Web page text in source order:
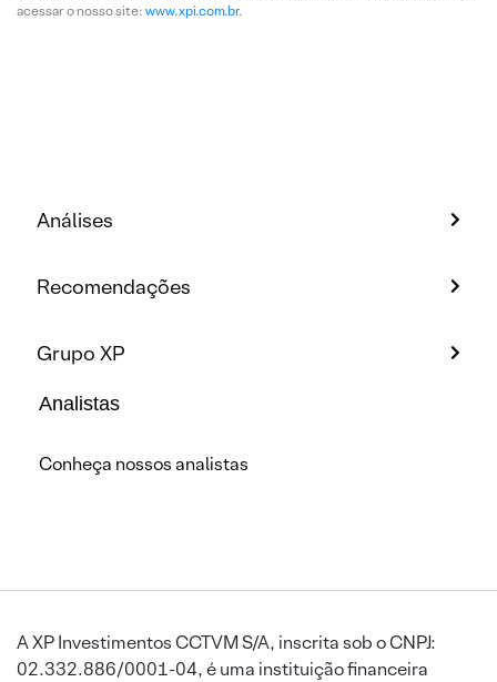
acessar o nosso site: www.xpi.com.br.
Análises
Recomendações
Grupo XP
Analistas
Conheça nossos analistas
A XP Investimentos CCTVM S/A, inscrita sob o CNPJ:
02.332.886/0001-04, é uma instituição financeira